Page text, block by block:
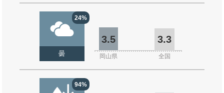
24%
曇
3.5 3.3
岡山県 全国
94%